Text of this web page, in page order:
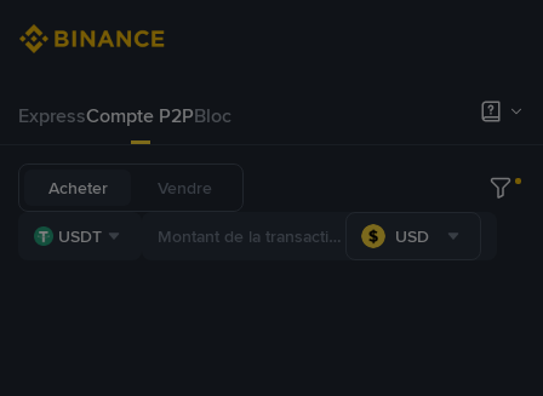
ExpressCompte P2PBloc
Acheter Vendre
USDT USD